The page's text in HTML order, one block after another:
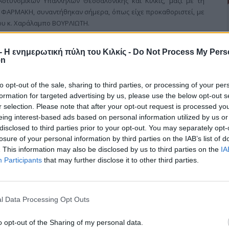
Η ενημερωτική πύλη του Κιλκίς - Do Not Process My
opt-out of the sale, sharing to third parties, or processing of your
for targeted advertising by us, please use the below opt-out
selection. Please note that after your opt-out request is processed
interest-based ads based on personal information utilized by us
to third parties prior to your opt-out. You may separately
of your personal information by third parties on the IAB’s list of
This information may also be disclosed by us to third parties on the
Participants that may further disclose it to other third parties.
Data Processing Opt Outs
opt-out of the Sharing of my personal data.
συναντήθηκαν σήμερα, όπως είχε προκαθοριστεί, με
κ. Χαράλαμπο ΒΟΥΡΛΙΩΤΗ.
νερό, αλλιώς μέχρι που καταργούμε
Πρωτεύουσα του Δήμου Παιονίας, τη Γουμένισσα, εξήγγειλε
Σόνια Συμεωνίδου, σε ομιλία της στο Κέντρο Νεότητας της